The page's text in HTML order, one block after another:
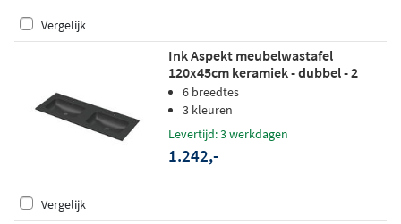
Vergelijk
Ink Aspekt meubelwastafel
120x45cm keramiek - dubbel - 2
kraangaten - mat zwart
6 breedtes
3 kleuren
Levertijd: 3 werkdagen
1.242,-
Vergelijk